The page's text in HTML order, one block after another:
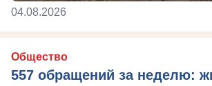
04.08.2026
Общество
557 обращений за неделю: